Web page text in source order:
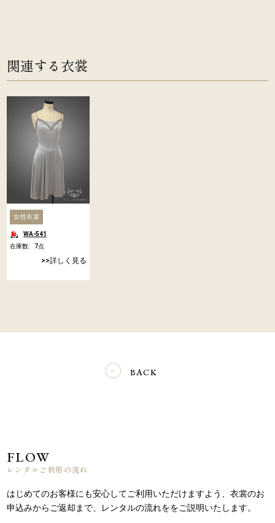
関連する衣裳
女性衣裳
WA-541
在庫数:
7点
詳しく見る
BACK
FLOW
レンタルご利用の流れ
はじめてのお客様にも安心してご利用いただけますよう、衣裳のお
申込みからご返却まで、レンタルの流れををご説明いたします。